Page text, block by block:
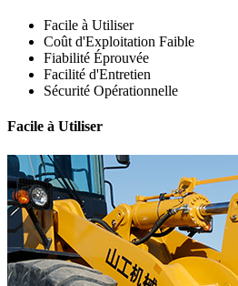
Facile à Utiliser
Coût d'Exploitation Faible
Fiabilité Éprouvée
Facilité d'Entretien
Sécurité Opérationnelle
Facile à Utiliser